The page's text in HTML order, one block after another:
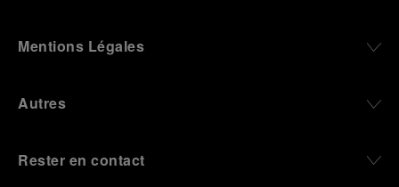
Mentions Légales
Autres
Rester en contact